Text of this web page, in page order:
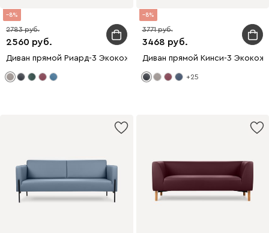
8
2560
2783
Диван прямой Риард-3 Экокожа Бежевый
8
3468
3771
Диван прямой Кинси-3
+25